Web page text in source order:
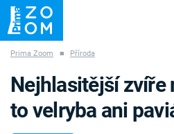
ZÁHADY VETŘELCI DÁVNOVĚKU
Prima Zoom ■ Příroda
Nejhlasitější zvíře
to velryba ani